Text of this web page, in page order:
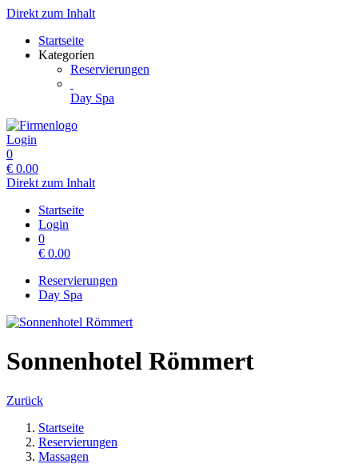
Direkt zum Inhalt
Startseite
Kategorien
Reservierungen
Day Spa
Login
0
€ 0.00
Direkt zum Inhalt
Startseite
Login
0
€ 0.00
Reservierungen
Day Spa
Sonnenhotel Römmert
Zurück
Startseite
Reservierungen
Massagen